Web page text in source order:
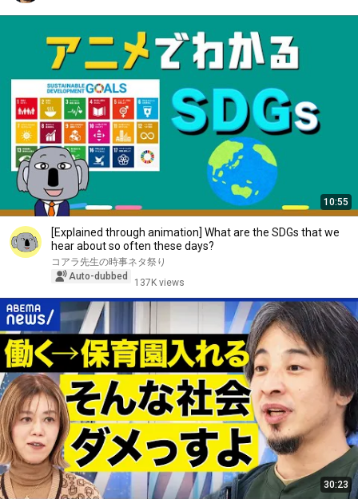
10:55
[Explained through animation] What are the SDGs that we
hear about so often these days?
コアラ先生の時事ネタ祭り
Auto-dubbed
137K views
30:23